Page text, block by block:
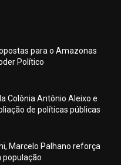
para o Amazonas
Político
Colônia Antônio Aleixo e
de políticas públicas
Marcelo Palhano reforça
população